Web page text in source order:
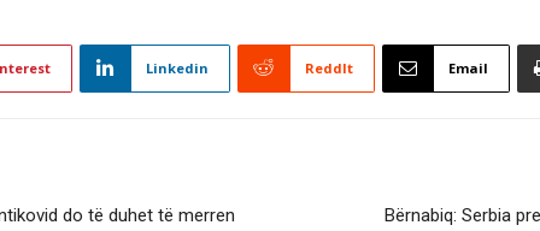
Linkedin ReddIt Email
do të duhet të merren Bërnabiq: Serbia